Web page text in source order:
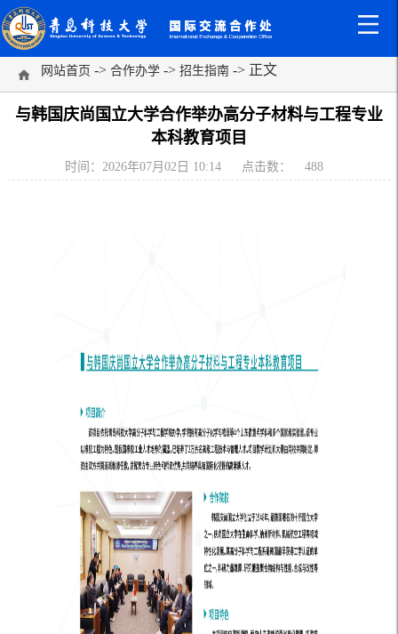
网站首页 -> 合作办学 -> 招生指南 -> 正文
与韩国庆尚国立大学合作举办高分子材料与工程专业
本科教育项目
时间：2026年07月02日 10:14 点击数： 488